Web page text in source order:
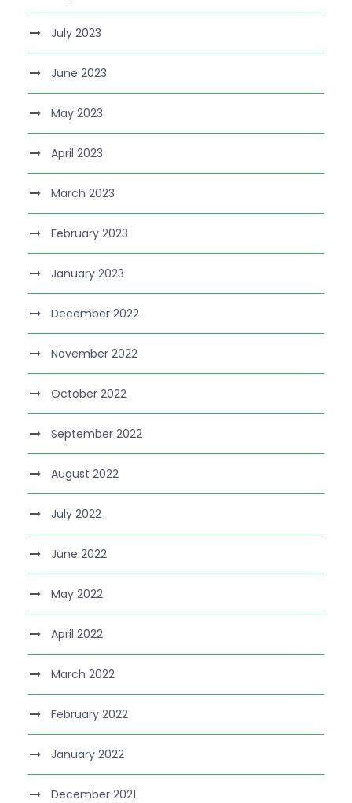
July 2023
June 2023
May 2023
April 2023
March 2023
February 2023
January 2023
December 2022
November 2022
October 2022
September 2022
August 2022
July 2022
June 2022
May 2022
April 2022
March 2022
February 2022
January 2022
December 2021